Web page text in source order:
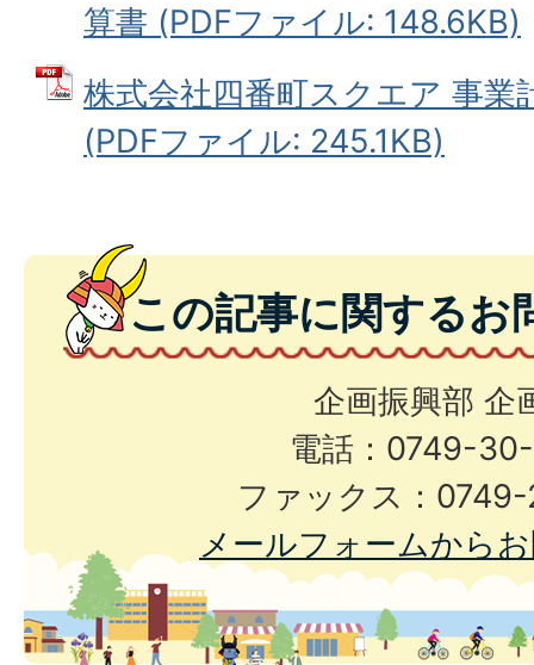
算書 (PDFファイル: 148.6KB)
株式会社四番町スクエア 事業
(PDFファイル: 245.1KB)
この記事に関するお
企画振興部 企
電話：0749-
ファックス：
メールフォームから